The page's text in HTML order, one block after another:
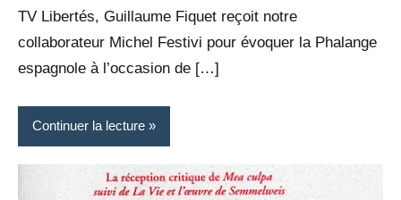
TV Libertés, Guillaume Fiquet reçoit notre
collaborateur Michel Festivi pour évoquer la Phalange
espagnole à l’occasion de […]
Continuer la lecture